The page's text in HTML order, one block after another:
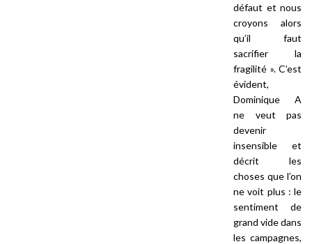
défaut et nous
croyons alors
qu’il faut
sacrifier la
fragilité ». C’est
évident,
Dominique A
ne veut pas
devenir
insensible et
décrit les
choses que l’on
ne voit plus : le
sentiment de
grand vide dans
les campagnes,